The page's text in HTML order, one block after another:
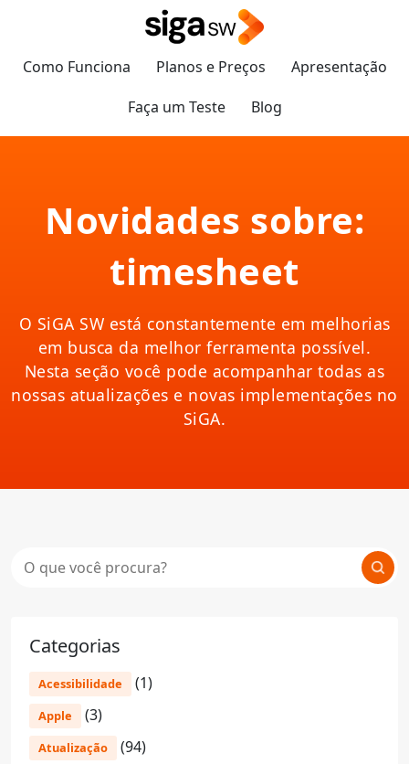
Como Funciona Planos e Preços
Apresentação
Faça um Teste
Blog
Novidades sobre:
timesheet
O SiGA SW está constantemente em melhorias
em busca da melhor ferramenta possível.
Nesta seção você pode acompanhar todas as
nossas atualizações e novas implementações no
SiGA.
Categorias
Acessibilidade (1)
Apple (3)
Atualização (94)